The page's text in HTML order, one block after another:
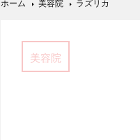
ホーム 美容院 ラズリカ
美容院